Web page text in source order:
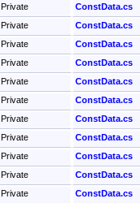
Private ConstData.cs
Private ConstData.cs
Private ConstData.cs
Private ConstData.cs
Private ConstData.cs
Private ConstData.cs
Private ConstData.cs
Private ConstData.cs
Private ConstData.cs
Private ConstData.cs
Private ConstData.cs